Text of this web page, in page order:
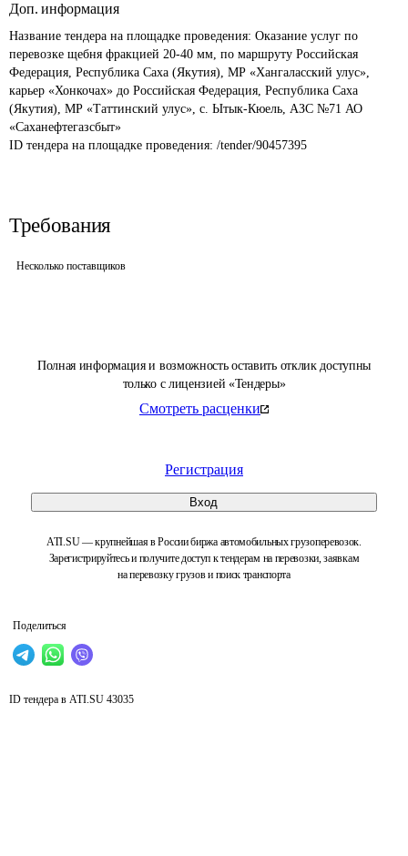
Полная информация и возможность оставить отклик доступны
только с лицензией «Тендеры»
Смотреть расценки
Регистрация
Вход
ATI.SU — крупнейшая в России биржа автомобильных грузоперевозок.
Зарегистрируйтесь и получите доступ к тендерам на перевозки, заявкам
на перевозку грузов и поиск транспорта
Поделиться
Доп. информация
Название тендера на площадке проведения: Оказание услуг по
перевозке щебня фракцией 20-40 мм, по маршруту Российская
Федерация, Республика Саха (Якутия), МР «Хангаласский улус»,
карьер «Хонкочах» до Российская Федерация, Республика Саха
(Якутия), МР «Таттинский улус», с. Ытык-Кюель, АЗС №71 АО
«Саханефтегазсбыт»
ID тендера на площадке проведения: /tender/90457395
Требования
Несколько поставщиков
ID тендера в ATI.SU 43035